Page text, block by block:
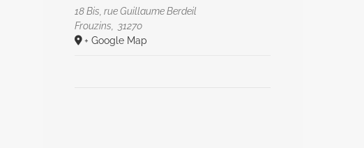
18 Bis, rue Guillaume Berdeil
Frouzins
31270
+ Google Map